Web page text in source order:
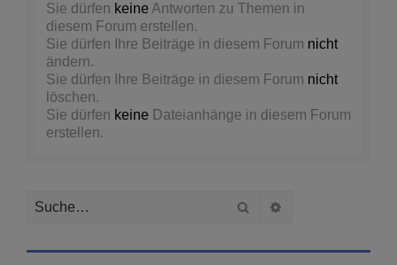
Sie dürfen keine Antworten zu Themen in
diesem Forum erstellen.
Sie dürfen Ihre Beiträge in diesem Forum nicht
ändern.
Sie dürfen Ihre Beiträge in diesem Forum nicht
löschen.
Sie dürfen keine Dateianhänge in diesem Forum
erstellen.
Suche